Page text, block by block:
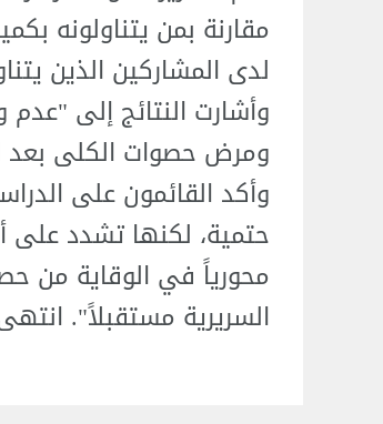
لدى المشاركين الذين
وأشارت النتائج إلى
ومرض حصوات الكلى بعد
وأكد القائمون على
حتمية، لكنها تشدد على
محورياً في الوقاية من
السريرية مستقبلاً". انتهى/